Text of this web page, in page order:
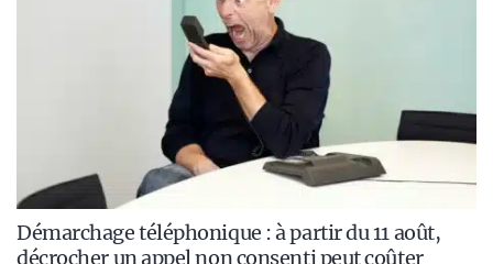
Démarchage téléphonique : à partir du 11 août,
décrocher un appel non consenti peut coûter